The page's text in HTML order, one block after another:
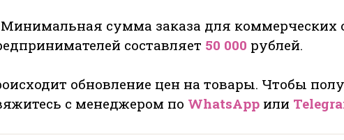
сумма заказа для коммерческих
составляет 50 000 рублей.
обновление цен на товары. Чтобы
с менеджером по WhatsApp или